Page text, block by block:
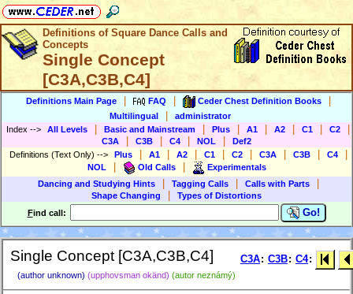
Definitions of Square Dance Calls and
Concepts
Single Concept
[C3A,C3B,C4]
Definitions Main Page FAQ Ceder Chest Definition Books
Multilingual
administrator
Index --> All Levels Basic and Mainstream Plus A1 A2 C1 C2
C3A C3B C4 NOL
Def2
Definitions (Text Only) --> Plus A1 A2 C1 C2 C3A C3B C4
NOL Old Calls
Experimentals
Dancing and Studying Hints
Tagging Calls Calls with Parts
Shape Changing
Types of Distortions
Find call: Go!
Single Concept [C3A,C3B,C4]
(author unknown) (upphovsman okänd) (autor neznámý)
C3A: C3B: C4: